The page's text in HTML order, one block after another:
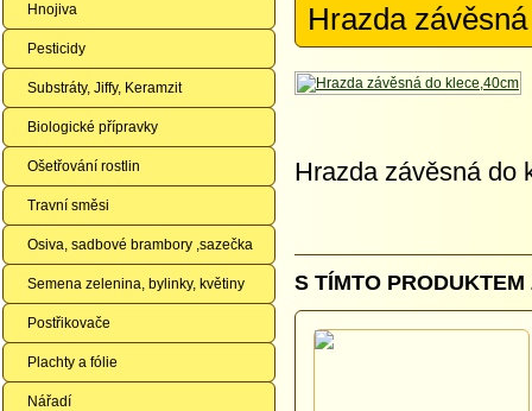
Hnojiva
Pesticidy
Substráty, Jiffy, Keramzit
Biologické přípravky
Ošetřování rostlin
Travní směsi
Osiva, sadbové brambory ,sazečka
Semena zelenina, bylinky, květiny
Postřikovače
Plachty a fólie
Nářadí
Hrazda
Hrazda závěsná do
S TÍMTO